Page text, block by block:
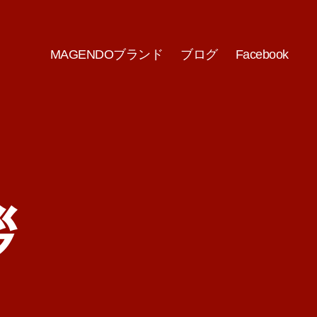
MAGENDOブランド ブログ Facebook